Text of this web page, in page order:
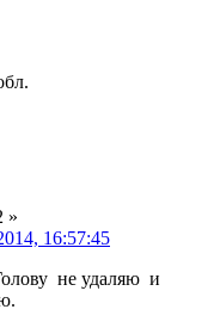
»
16:57:45
не удаляю и